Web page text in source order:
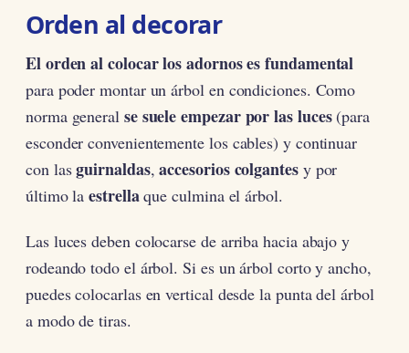
Orden al decorar
El orden al colocar los adornos es fundamental
para poder montar un árbol en condiciones. Como
norma general se suele empezar por las luces(para
esconder convenientemente los cables) y continuar
con lasguirnaldas,accesorios colgantesy por
último laestrellaque culmina el árbol.
Las luces deben colocarse de arriba hacia abajo y
rodeando todo el árbol. Si es un árbol corto y ancho,
puedes colocarlas en vertical desde la punta del árbol
a modo de tiras.